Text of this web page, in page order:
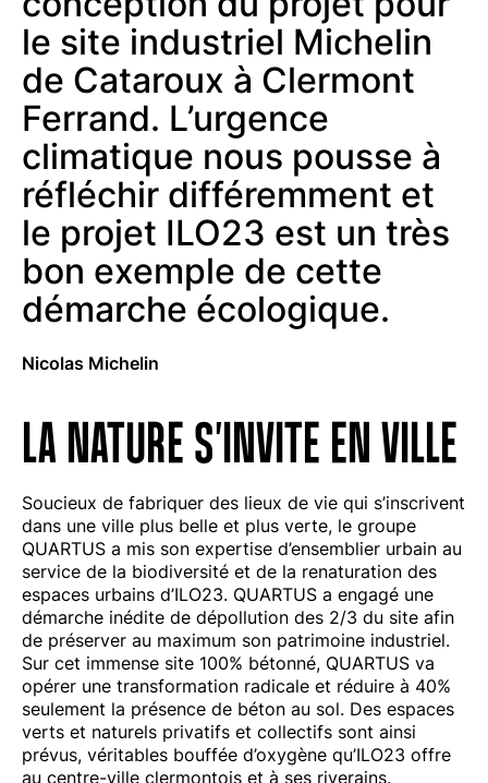
le site industriel Michelin
de Cataroux à Clermont
Ferrand. L’urgence
climatique nous pousse à
réfléchir différemment et
le projet ILO23 est un très
bon exemple de cette
démarche écologique.
Nicolas Michelin
LA NATURE S'INVITE EN VILLE
Soucieux de fabriquer des lieux de vie qui s’inscrivent
dans une ville plus belle et plus verte, le groupe
QUARTUS a mis son expertise d’ensemblier urbain au
service de la biodiversité et de la renaturation des
espaces urbains d’ILO23. QUARTUS a engagé une
démarche inédite de dépollution des 2/3 du site afin
de préserver au maximum son patrimoine industriel.
Sur cet immense site 100% bétonné, QUARTUS va
opérer une transformation radicale et réduire à 40%
seulement la présence de béton au sol. Des espaces
verts et naturels privatifs et collectifs sont ainsi
prévus, véritables bouffée d’oxygène qu’ILO23 offre
au centre-ville clermontois et à ses riverains.